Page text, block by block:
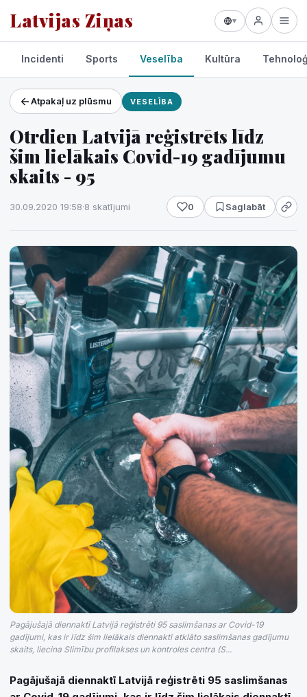
Latvijas Ziņas ▾
Projekti un pakalpojumi
Laikapstākļi
Incidenti Sports Veselība Kultūra
Atpakaļ uz plūsmu VESELĪBA
Otrdien Latvijā reģistrēts līdz
šim lielākais Covid-19 gadījumu
skaits - 95
30.09.2020 19:58·8 skatījumi 0 Saglabāt
Pagājušajā diennaktī Latvijā reģistrēti 95 saslimšanas ar Covid-19
gadījumi, kas ir līdz šim lielākais diennaktī atklāto saslimšanas gadījumu
skaits, liecina Slimību profilakses un kontroles centra (S...
Pagājušajā diennaktī Latvijā reģistrēti 95 saslimšanas